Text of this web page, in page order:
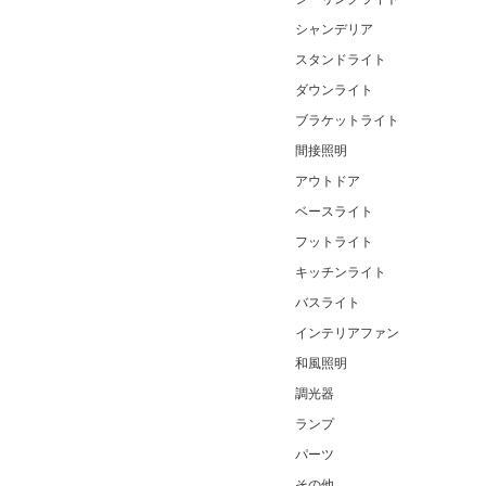
シャンデリア
スタンドライト
ダウンライト
ブラケットライト
間接照明
アウトドア
ベースライト
フットライト
キッチンライト
バスライト
インテリアファン
和風照明
調光器
ランプ
パーツ